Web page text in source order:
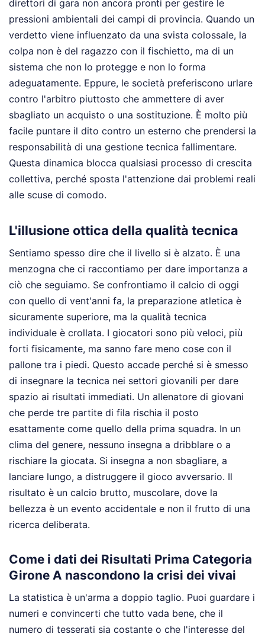
direttori di gara non ancora pronti per gestire le
pressioni ambientali dei campi di provincia. Quando un
verdetto viene influenzato da una svista colossale, la
colpa non è del ragazzo con il fischietto, ma di un
sistema che non lo protegge e non lo forma
adeguatamente. Eppure, le società preferiscono urlare
contro l'arbitro piuttosto che ammettere di aver
sbagliato un acquisto o una sostituzione. È molto più
facile puntare il dito contro un esterno che prendersi la
responsabilità di una gestione tecnica fallimentare.
Questa dinamica blocca qualsiasi processo di crescita
collettiva, perché sposta l'attenzione dai problemi reali
alle scuse di comodo.
L'illusione ottica della qualità tecnica
Sentiamo spesso dire che il livello si è alzato. È una
menzogna che ci raccontiamo per dare importanza a
ciò che seguiamo. Se confrontiamo il calcio di oggi
con quello di vent'anni fa, la preparazione atletica è
sicuramente superiore, ma la qualità tecnica
individuale è crollata. I giocatori sono più veloci, più
forti fisicamente, ma sanno fare meno cose con il
pallone tra i piedi. Questo accade perché si è smesso
di insegnare la tecnica nei settori giovanili per dare
spazio ai risultati immediati. Un allenatore di giovani
che perde tre partite di fila rischia il posto
esattamente come quello della prima squadra. In un
clima del genere, nessuno insegna a dribblare o a
rischiare la giocata. Si insegna a non sbagliare, a
lanciare lungo, a distruggere il gioco avversario. Il
risultato è un calcio brutto, muscolare, dove la
bellezza è un evento accidentale e non il frutto di una
ricerca deliberata.
Come i dati dei Risultati Prima Categoria
Girone A nascondono la crisi dei vivai
La statistica è un'arma a doppio taglio. Puoi guardare i
numeri e convincerti che tutto vada bene, che il
numero di tesserati sia costante o che l'interesse del